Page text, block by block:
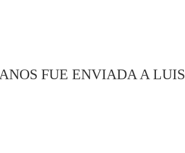
FUE ENVIADA A LUIS